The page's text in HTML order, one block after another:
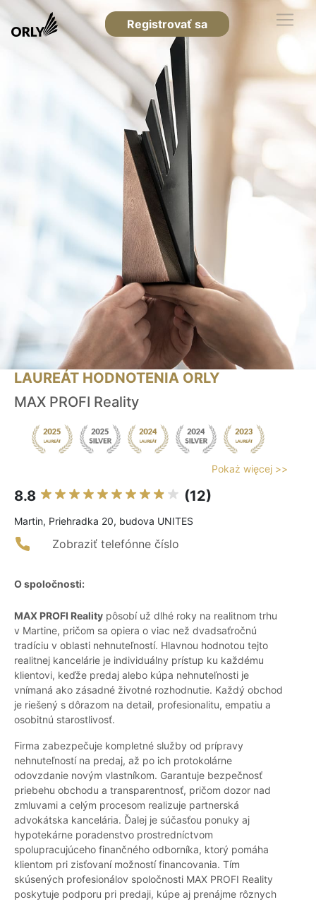
Registrovať sa
LAUREÁT HODNOTENIA ORLY
MAX PROFI Reality
Pokaż więcej >>
8.8 (12)
Martin, Priehradka 20, budova UNITES
Zobraziť telefónne číslo
O spoločnosti:
MAX PROFI Reality pôsobí už dlhé roky na realitnom trhu
v Martine, pričom sa opiera o viac než dvadsaťročnú
tradíciu v oblasti nehnuteľností. Hlavnou hodnotou tejto
realitnej kancelárie je individuálny prístup ku každému
klientovi, keďže predaj alebo kúpa nehnuteľnosti je
vnímaná ako zásadné životné rozhodnutie. Každý obchod
je riešený s dôrazom na detail, profesionalitu, empatiu a
osobitnú starostlivosť.
Firma zabezpečuje kompletné služby od prípravy
nehnuteľností na predaj, až po ich protokolárne
odovzdanie novým vlastníkom. Garantuje bezpečnosť
priebehu obchodu a transparentnosť, pričom dozor nad
zmluvami a celým procesom realizuje partnerská
advokátska kancelária. Ďalej je súčasťou ponuky aj
hypotekárne poradenstvo prostredníctvom
spolupracujúceho finančného odborníka, ktorý pomáha
klientom pri zisťovaní možností financovania. Tím
skúsených profesionálov spoločnosti MAX PROFI Reality
poskytuje podporu pri predaji, kúpe aj prenájme rôznych